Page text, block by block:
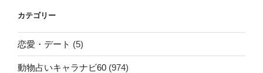
カテゴリー
恋愛・デート (5)
動物占いキャラナビ60 (974)